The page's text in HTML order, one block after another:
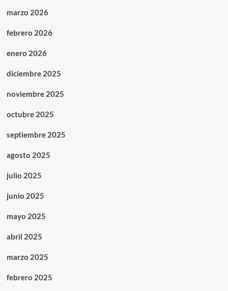
marzo 2026
febrero 2026
enero 2026
diciembre 2025
noviembre 2025
octubre 2025
septiembre 2025
agosto 2025
julio 2025
junio 2025
mayo 2025
abril 2025
marzo 2025
febrero 2025